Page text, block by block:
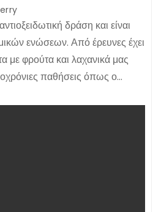
δράση και είναι
ενώσεων. Από έρευνες έχει
με φρούτα και λαχανικά μας
παθήσεις όπως ο…